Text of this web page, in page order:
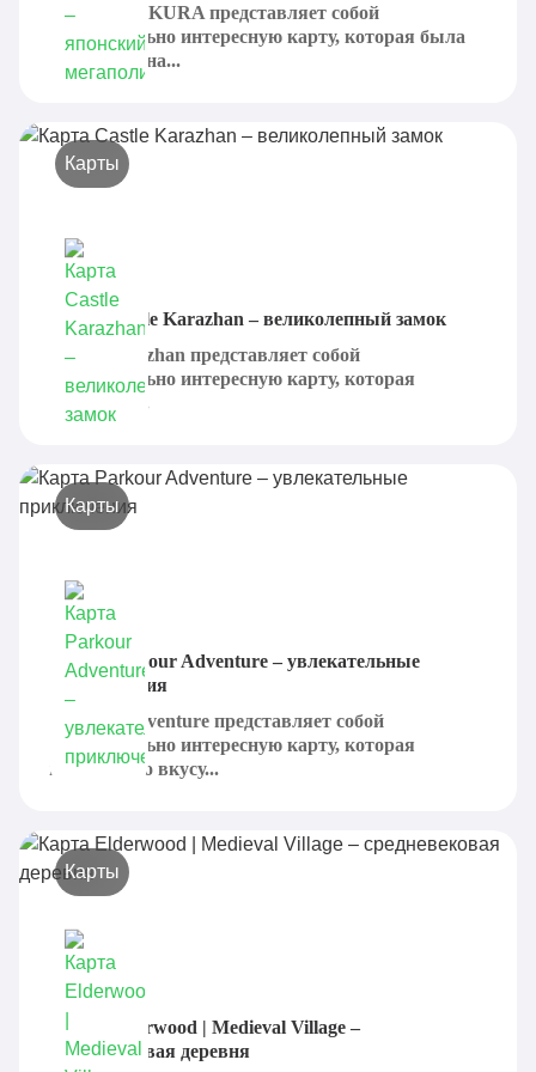
City of MAIKURA представляет собой
действительно интересную карту, которая была
представлена...
Карты
Карта Castle Karazhan – великолепный замок
Castle Karazhan представляет собой
действительно интересную карту, которая
позволяет...
Карты
Карта Parkour Adventure – увлекательные
приключения
Parkour Adventure представляет собой
действительно интересную карту, которая
придется по вкусу...
Карты
Карта Elderwood | Medieval Village –
средневековая деревня